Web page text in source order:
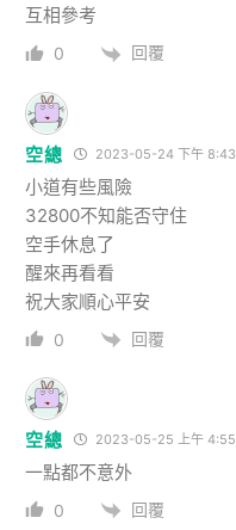
互相參考
0 回覆
空總 2023-05-24 下午 8:43
小道有些風險
32800不知能否守住
空手休息了
醒來再看看
祝大家順心平安
0 回覆
空總 2023-05-25 上午 4:55
一點都不意外
0 回覆